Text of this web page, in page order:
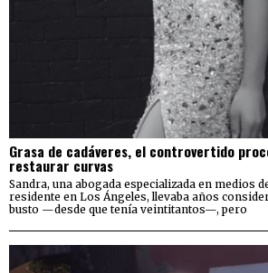
Grasa de cadáveres, el controvertido
restaurar curvas
Sandra, una abogada especializada en medios
residente en Los Ángeles, llevaba años
busto —desde que tenía veintitantos—, pero